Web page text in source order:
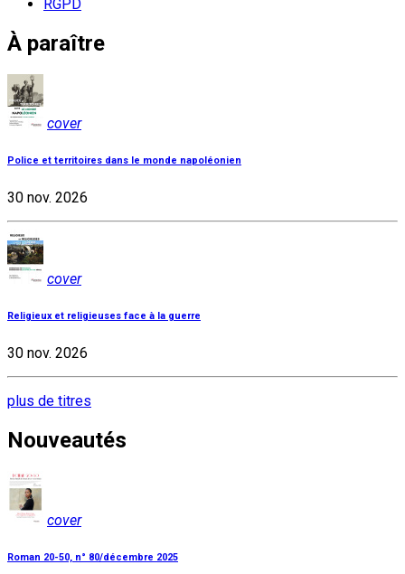
RGPD
À paraître
cover
Police et territoires dans le monde napoléonien
30 nov. 2026
cover
Religieux et religieuses face à la guerre
30 nov. 2026
plus de titres
Nouveautés
cover
Roman 20-50, n° 80/décembre 2025